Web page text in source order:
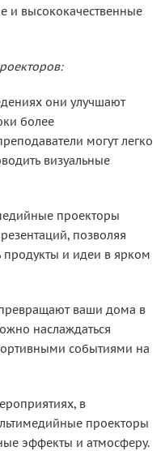
и высококачественные
они улучшают
более
могут легко
визуальные
проекторы
позволяя
и идеи в ярком
ваши дома в
наслаждаться
событиями на
в
проекторы
эффекты и атмосферу.